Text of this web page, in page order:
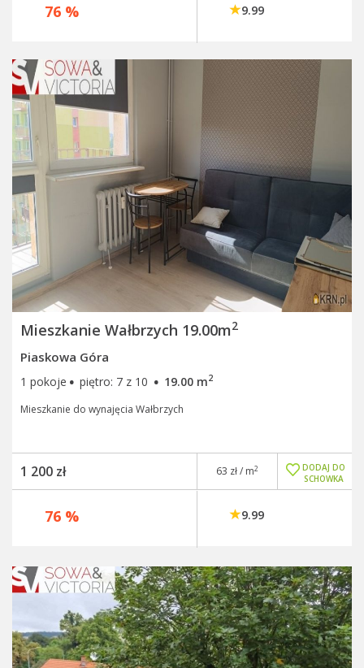
76 % 9.99
Mieszkanie Wałbrzych 19.00m2
Piaskowa Góra
1 pokoje · piętro: 7 z 10 · 19.00 m2
Mieszkanie do wynajęcia Wałbrzych
1 200 zł
DODAJ DO
SCHOWKA
63 zł / m2
76 % 9.99